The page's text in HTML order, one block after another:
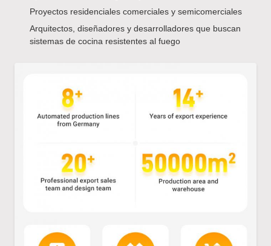
Proyectos residenciales comerciales y semicomerciales
Arquitectos, diseñadores y desarrolladores que buscan
sistemas de cocina resistentes al fuego